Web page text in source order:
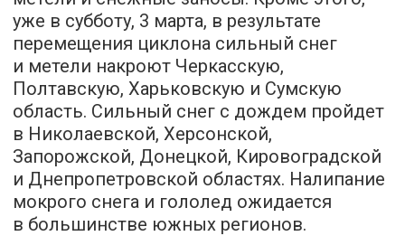
уже в субботу, 3 марта, в результате
перемещения циклона сильный снег
и метели накроют Черкасскую,
Полтавскую, Харьковскую и Сумскую
область. Сильный снег с дождем пройдет
в Николаевской, Херсонской,
Запорожской, Донецкой, Кировоградской
и Днепропетровской областях. Налипание
мокрого снега и гололед ожидается
в большинстве южных регионов.